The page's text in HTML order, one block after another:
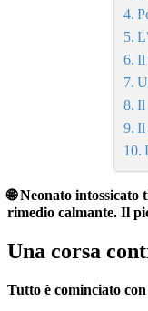
Il
Il
Il
🌐 Neonato
rimedio calmante. Il
Una corsa
Tutto è cominciato